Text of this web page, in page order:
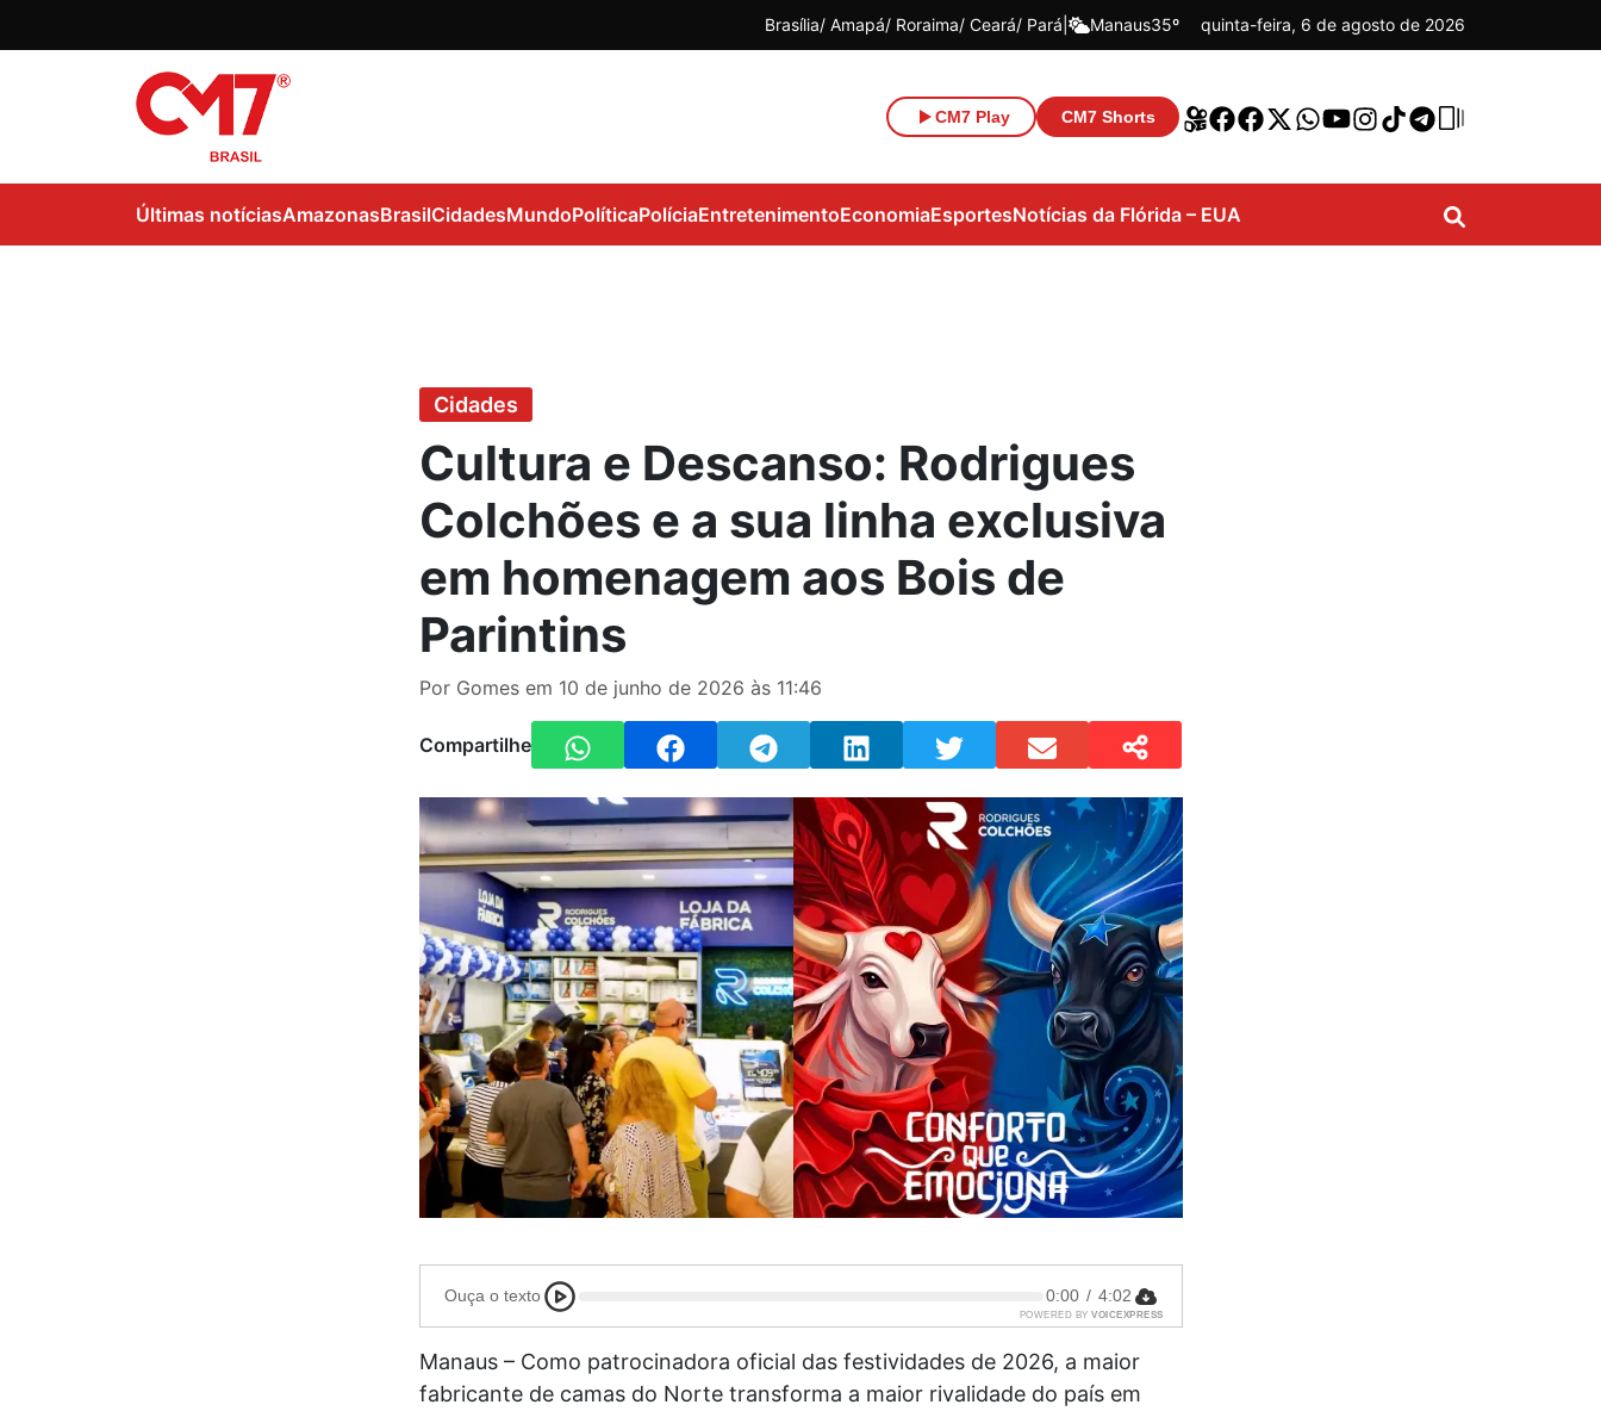
Brasília Amapá Roraima Ceará Pará Manaus35º quinta-feira, 6 de agosto de 2026
CM7 Play CM7 Shorts
Últimas notíciasAmazonasBrasilCidadesMundoPolíticaPolíciaEntretenimentoEconomiaEsportesNotícias da Flórida – EUA
Cidades
Cultura e Descanso: Rodrigues
Colchões e a sua linha exclusiva
em homenagem aos Bois de
Parintins
Por Gomes em 10 de junho de 2026 às 11:46
Compartilhe
Ouça o texto 0:00 / 4:02
POWERED BY VOICEXPRESS
Manaus – Como patrocinadora oficial das festividades de 2026, a maior
fabricante de camas do Norte transforma a maior rivalidade do país em